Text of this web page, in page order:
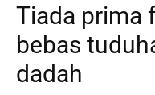
Tiada prima
bebas
dadah